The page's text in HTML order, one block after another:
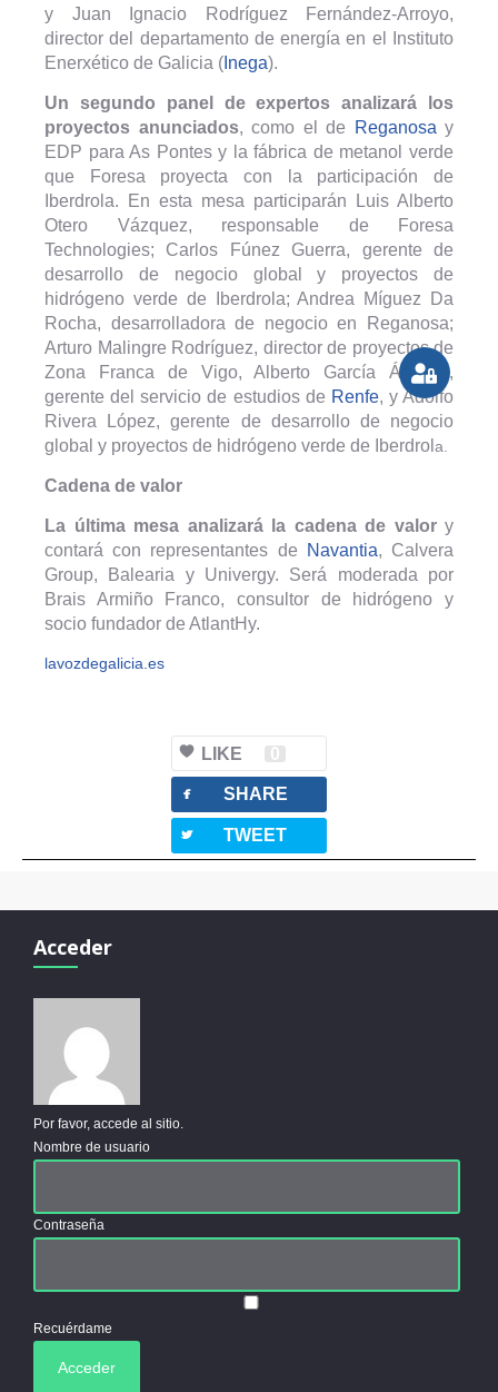
y Juan Ignacio Rodríguez Fernández-Arroyo,
director del departamento de energía en el Instituto
Enerxético de Galicia ( Inega).
Un segundo panel de expertos analizará los
proyectos anunciados, como el de Reganosa y
EDP para As Pontes y la fábrica de metanol verde
que Foresa proyecta con la participación de
Iberdrola. En esta mesa participarán Luis Alberto
Otero Vázquez, responsable de Foresa
Technologies; Carlos Fúnez Guerra, gerente de
desarrollo de negocio global y proyectos de
hidrógeno verde de Iberdrola; Andrea Míguez Da
Rocha, desarrolladora de negocio en Reganosa;
Arturo Malingre Rodríguez, director de proyectos de
Zona Franca de Vigo, Alberto García Álvarez,
gerente del servicio de estudios de Renfe, y Adolfo
Rivera López, gerente de desarrollo de negocio
global y proyectos de hidrógeno verde de Iberdrol a.
Cadena de valor
La última mesa analizará la cadena de valory
contará con representantes de
Navantia, Calvera
Group, Balearia y Univergy. Será moderada por
Brais Armiño Franco, consultor de hidrógeno y
socio fundador de AtlantHy.
lavozdegalicia.es
LIKE 0
facebook SHARE
twitterbird TWEET
Acceder
Por favor, accede al sitio.
Nombre de usuario
Contraseña
Recuérdame